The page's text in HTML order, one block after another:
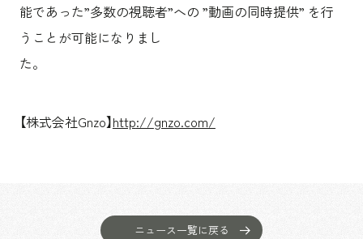
能であった”多数の視聴者”への ”動画の同時提供” を行
うことが可能になりまし
た。
【株式会社Gnzo】http://gnzo.com/
ニュース一覧に戻る